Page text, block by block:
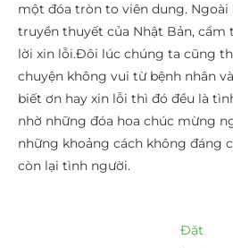
một đóa tròn to viên dung.
truyền thuyết của Nhật Bản, cẩm
lời xin lỗi.Đôi lúc chúng ta cũng
chuyện không vui từ bệnh nhân
biết ơn hay xin lỗi thì đó đều là
nhờ những đóa hoa chúc mừng
những khoảng cách không đáng
còn lại tình người.
Đặt